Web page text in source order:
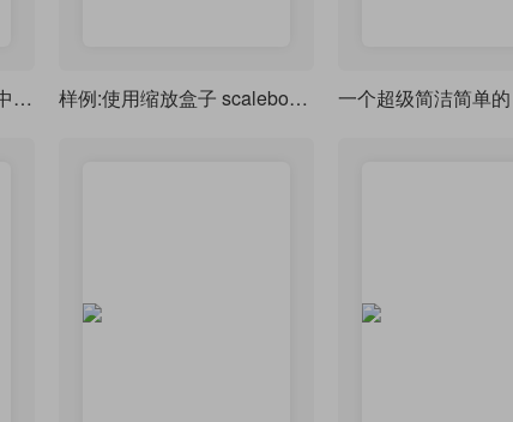
使用 思源 或者 Noto 简体中文字体 作为默认中文字体 样例:使用缩放盒子 scalebox 和段落盒子 parbox 合成生僻字、彩色字体、排版印章